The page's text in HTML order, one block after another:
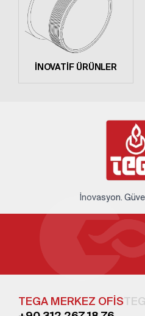
İNOVATİF ÜRÜNLER
İnovasyon.
TEGA MERKEZ OFİS